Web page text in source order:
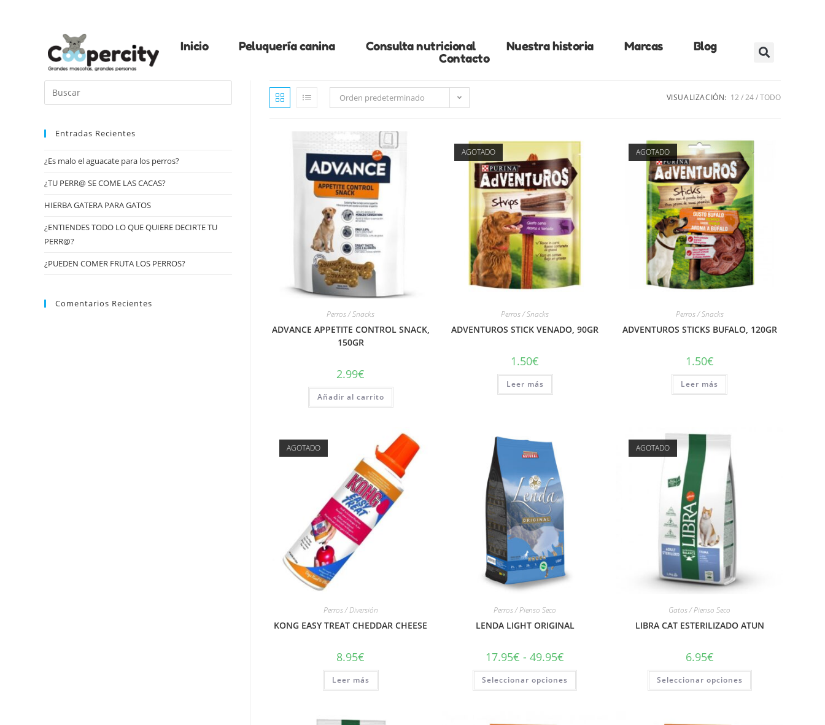
Inicio Peluquería canina Consulta nutricional Nuestra historia Marcas
Blog
Contacto
Orden predeterminado VISUALIZACIÓN: 12 24 TODO
Perros / Snacks
ADVANCE APPETITE CONTROL SNACK,
150GR
2.99€
Añadir al carrito
AGOTADO
Perros / Snacks
ADVENTUROS STICK VENADO, 90GR
1.50€
Leer más
AGOTADO
Perros / Snacks
ADVENTUROS STICKS BUFALO, 120GR
1.50€
Leer más
AGOTADO
Perros / Diversión
KONG EASY TREAT CHEDDAR CHEESE
8.95€
Leer más
Perros / Pienso Seco
LENDA LIGHT ORIGINAL
17.95€ - 49.95€
Seleccionar opciones
AGOTADO
Gatos / Pienso Seco
LIBRA CAT ESTERILIZADO ATUN
6.95€
Seleccionar opciones
Entradas Recientes
¿Es malo el aguacate para los perros?
¿TU PERR@ SE COME LAS CACAS?
HIERBA GATERA PARA GATOS
¿ENTIENDES TODO LO QUE QUIERE DECIRTE TU
PERR@?
¿PUEDEN COMER FRUTA LOS PERROS?
Comentarios Recientes